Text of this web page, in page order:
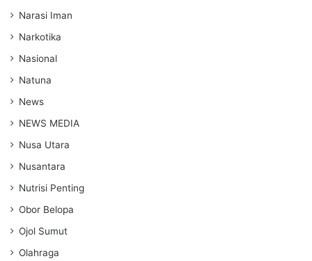
Narasi Iman
Narkotika
Nasional
Natuna
News
NEWS MEDIA
Nusa Utara
Nusantara
Nutrisi Penting
Obor Belopa
Ojol Sumut
Olahraga